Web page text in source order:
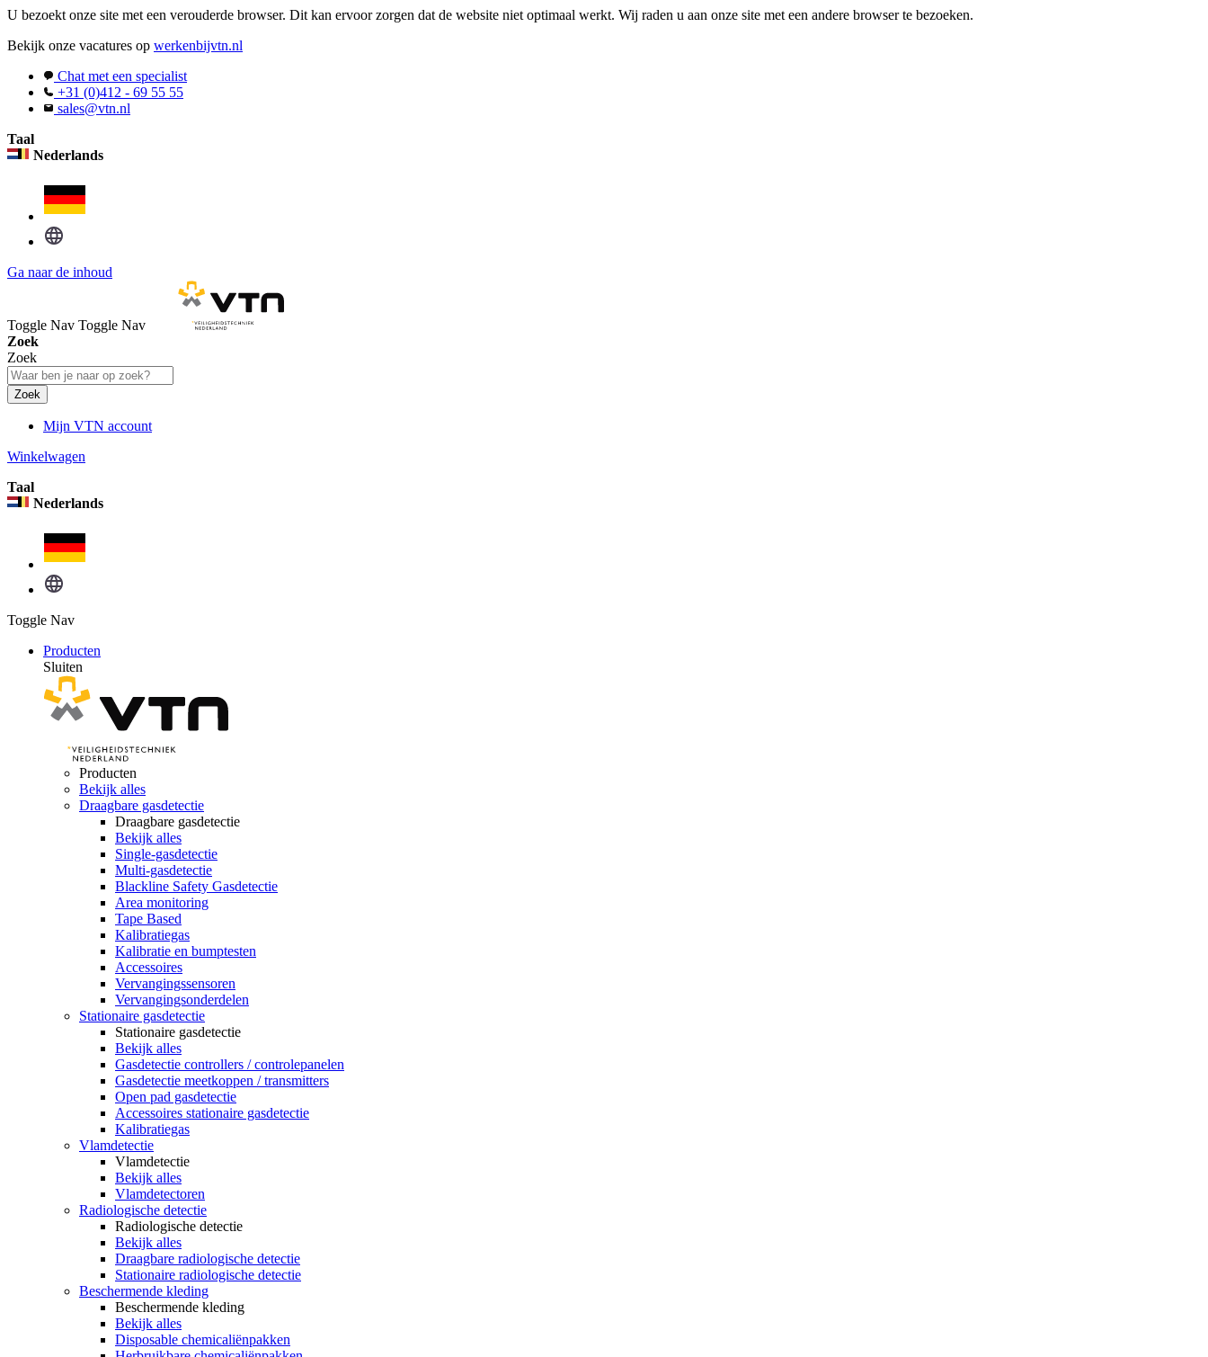
U bezoekt onze site met een verouderde browser. Dit kan ervoor zorgen dat de website niet optimaal werkt. Wij raden u aan onze site met een andere browser te bezoeken.
Bekijk onze vacatures op werkenbijvtn.nl
Chat met een specialist
+31 (0)412 - 69 55 55
sales@vtn.nl
Taal
Nederlands
Ga naar de inhoud
Toggle Nav Toggle Nav
Zoek
Zoek
Zoek
Mijn VTN account
Winkelwagen
Taal
Nederlands
Toggle Nav
Producten
Sluiten
Producten
Bekijk alles
Draagbare gasdetectie
Draagbare gasdetectie
Bekijk alles
Single-gasdetectie
Multi-gasdetectie
Blackline Safety Gasdetectie
Area monitoring
Tape Based
Kalibratiegas
Kalibratie en bumptesten
Accessoires
Vervangingssensoren
Vervangingsonderdelen
Stationaire gasdetectie
Stationaire gasdetectie
Bekijk alles
Gasdetectie controllers / controlepanelen
Gasdetectie meetkoppen / transmitters
Open pad gasdetectie
Accessoires stationaire gasdetectie
Kalibratiegas
Vlamdetectie
Vlamdetectie
Bekijk alles
Vlamdetectoren
Radiologische detectie
Radiologische detectie
Bekijk alles
Draagbare radiologische detectie
Stationaire radiologische detectie
Beschermende kleding
Beschermende kleding
Bekijk alles
Disposable chemicaliënpakken